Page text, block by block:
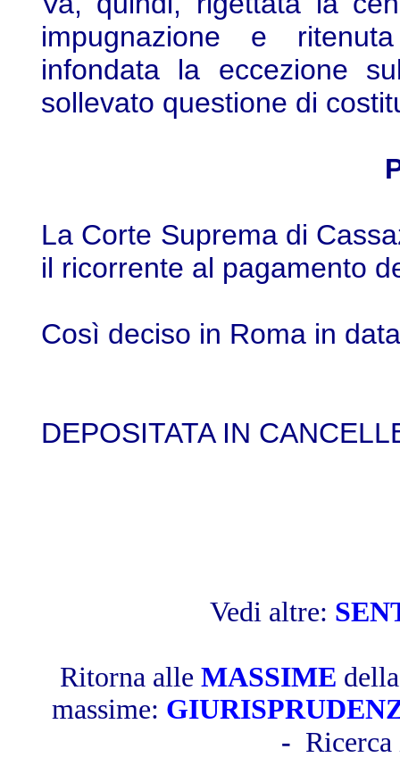
impugnazione e
infondata la eccezione
sollevato questione di
La Corte Suprema di
il ricorrente al pagamento
Così deciso in Roma in
DEPOSITATA IN
Vedi altre:
Ritorna alle MASSIME
massime:
-